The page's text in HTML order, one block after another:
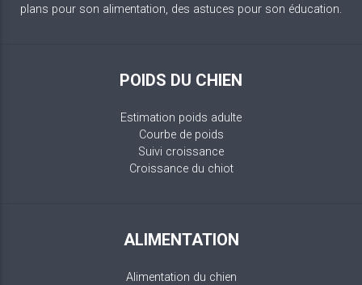
plans pour son alimentation, des astuces pour son éducation.
POIDS DU CHIEN
Estimation poids adulte
Courbe de poids
Suivi croissance
Croissance du chiot
ALIMENTATION
Alimentation du chien